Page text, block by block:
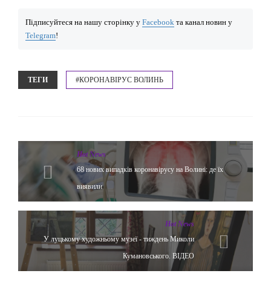
Підписуйтеся на нашу сторінку у Facebook та канал новин у
Telegram!
ТЕГИ #КОРОНАВІРУС ВОЛИНЬ
Hot News
68 нових випадків коронавірусу на Волині: де їх
виявили
Hot News
У луцькому художньому музеї - тиждень Миколи
Кумановського. ВІДЕО